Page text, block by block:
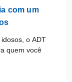
com um
o ADT
quem você